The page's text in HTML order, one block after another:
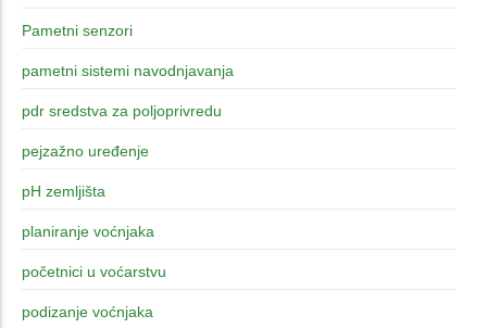
Pametni senzori
pametni sistemi navodnjavanja
pdr sredstva za poljoprivredu
pejzažno uređenje
pH zemljišta
planiranje voćnjaka
početnici u voćarstvu
podizanje voćnjaka